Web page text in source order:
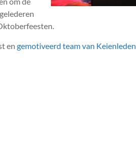
en gemotiveerd team van Keienleden